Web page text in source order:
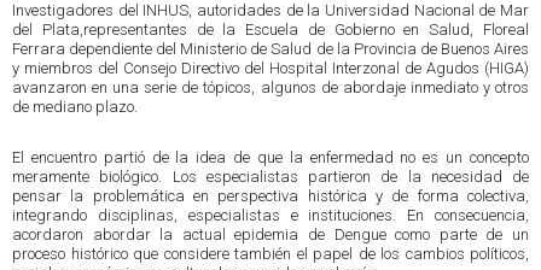
Investigadores del INHUS, autoridades de la Universidad Nacional de Mar
del Plata,representantes de la Escuela de Gobierno en Salud, Floreal
Ferrara dependiente del Ministerio de Salud de la Provincia de Buenos Aires
y miembros del Consejo Directivo del Hospital Interzonal de Agudos (HIGA)
avanzaron en una serie de tópicos, algunos de abordaje inmediato y otros
de mediano plazo.
El encuentro partió de la idea de que la enfermedad no es un concepto
meramente biológico. Los especialistas partieron de la necesidad de
pensar la problemática en perspectiva histórica y de forma colectiva,
integrando disciplinas, especialistas e instituciones. En consecuencia,
acordaron abordar la actual epidemia de Dengue como parte de un
proceso histórico que considere también el papel de los cambios políticos,